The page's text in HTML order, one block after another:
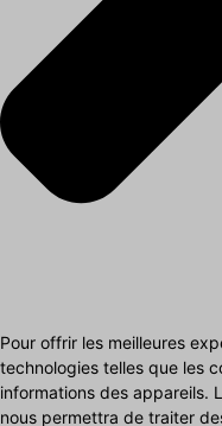
Pour offrir les meilleures
technologies telles que les
informations des appareils.
nous permettra de traiter